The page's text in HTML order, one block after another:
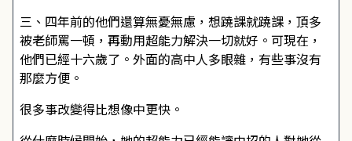
三、四年前的他們還算無憂無慮，想蹺課就蹺課，頂多
被老師罵一頓，再動用超能力解決一切就好。可現在，
他們已經十六歲了。外面的高中人多眼雜，有些事沒有
那麼方便。
很多事改變得比想像中更快。